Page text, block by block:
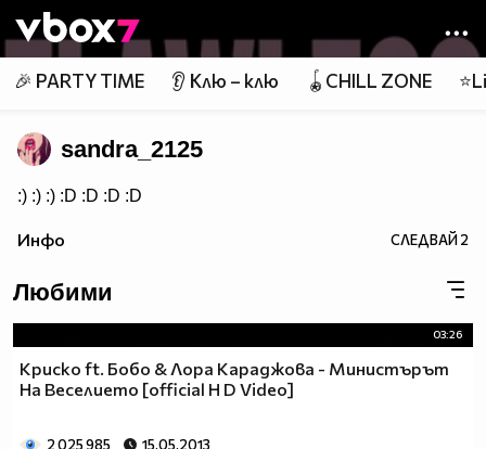
👾
🎉 PARTY TIME 👂 Клю – клю 🪀CHILL ZONE
sandra_2125
:) :) :) :D :D :D :D
Инфо СЛЕДВАЙ2
Любими
03:26
Криско ft. Бобо & Лора Караджова - Министърът
На Веселието [official H D Video]
2 025 985 15.05.2013